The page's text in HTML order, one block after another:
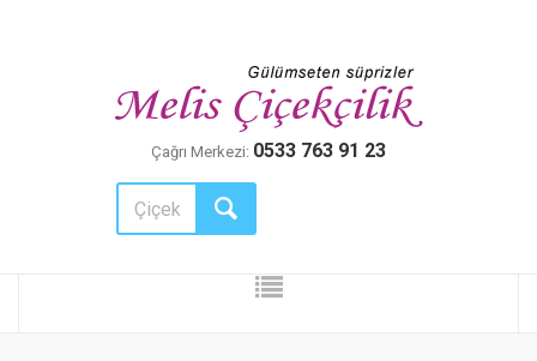
Çağrı Merkezi: 0533 763 91 23